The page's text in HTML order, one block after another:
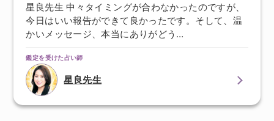
星良先生 中々タイミングが合わなかったのですが、
今日はいい報告ができて良かったです。そして、温
かいメッセージ、本当にありがどう…
鑑定を受けた占い師
星良先生